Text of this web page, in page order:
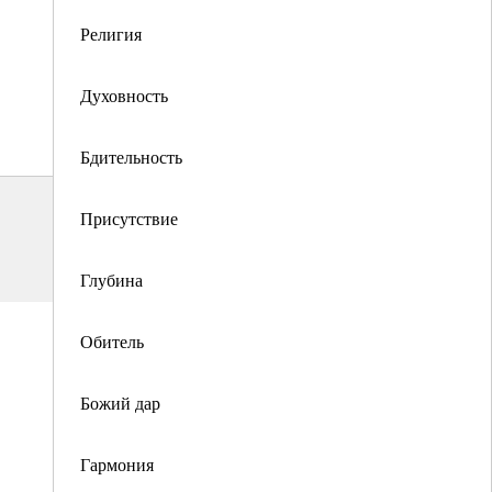
Религия
Духовность
Бдительность
Присутствие
Глубина
Обитель
Божий дар
Гармония